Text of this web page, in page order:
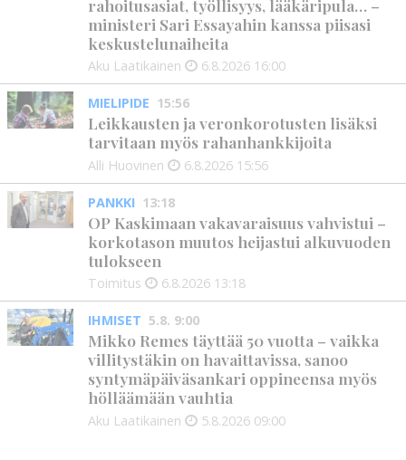
rahoitusasiat, työllisyys, lääkäripula… –
ministeri Sari Essayahin kanssa piisasi
keskustelunaiheita
Aku Laatikainen 6.8.2026 16:00
MIELIPIDE 15:56
Leikkausten ja veronkorotusten lisäksi
tarvitaan myös rahanhankkijoita
Alli Huovinen 6.8.2026 15:56
PANKKI 13:18
OP Kaskimaan vakavaraisuus vahvistui –
korkotason muutos heijastui alkuvuoden
tulokseen
Toimitus 6.8.2026 13:18
IHMISET 5.8. 9:00
Mikko Remes täyttää 50 vuotta – vaikka
villitystäkin on havaittavissa, sanoo
syntymäpäiväsankari oppineensa myös
hölläämään vauhtia
Aku Laatikainen 5.8.2026 09:00